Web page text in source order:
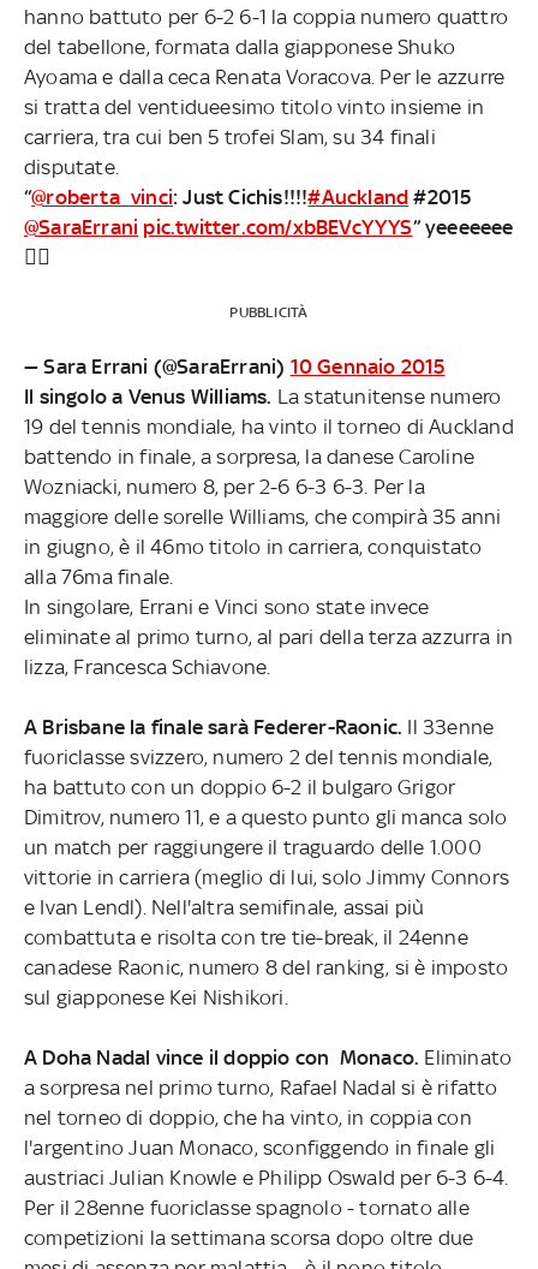
hanno battuto per 6-2 6-1 la coppia numero quattro
del tabellone, formata dalla giapponese Shuko
Ayoama e dalla ceca Renata Voracova. Per le azzurre
si tratta del ventidueesimo titolo vinto insieme in
carriera, tra cui ben 5 trofei Slam, su 34 finali
disputate.
“@roberta_vinci: Just Cichis!!!!#Auckland #2015
@SaraErrani pic.twitter.com/xbBEVcYYYS” yeeeeeee

PUBBLICITÀ
— Sara Errani (@SaraErrani) 10 Gennaio 2015
Il singolo a Venus Williams. La statunitense numero
19 del tennis mondiale, ha vinto il torneo di Auckland
battendo in finale, a sorpresa, la danese Caroline
Wozniacki, numero 8, per 2-6 6-3 6-3. Per la
maggiore delle sorelle Williams, che compirà 35 anni
in giugno, è il 46mo titolo in carriera, conquistato
alla 76ma finale.
In singolare, Errani e Vinci sono state invece
eliminate al primo turno, al pari della terza azzurra in
lizza, Francesca Schiavone.
A Brisbane la finale sarà Federer-Raonic. Il 33enne
fuoriclasse svizzero, numero 2 del tennis mondiale,
ha battuto con un doppio 6-2 il bulgaro Grigor
Dimitrov, numero 11, e a questo punto gli manca solo
un match per raggiungere il traguardo delle 1.000
vittorie in carriera (meglio di lui, solo Jimmy Connors
e Ivan Lendl). Nell'altra semifinale, assai più
combattuta e risolta con tre tie-break, il 24enne
canadese Raonic, numero 8 del ranking, si è imposto
sul giapponese Kei Nishikori.
A Doha Nadal vince il doppio con Monaco. Eliminato
a sorpresa nel primo turno, Rafael Nadal si è rifatto
nel torneo di doppio, che ha vinto, in coppia con
l'argentino Juan Monaco, sconfiggendo in finale gli
austriaci Julian Knowle e Philipp Oswald per 6-3 6-4.
Per il 28enne fuoriclasse spagnolo - tornato alle
competizioni la settimana scorsa dopo oltre due